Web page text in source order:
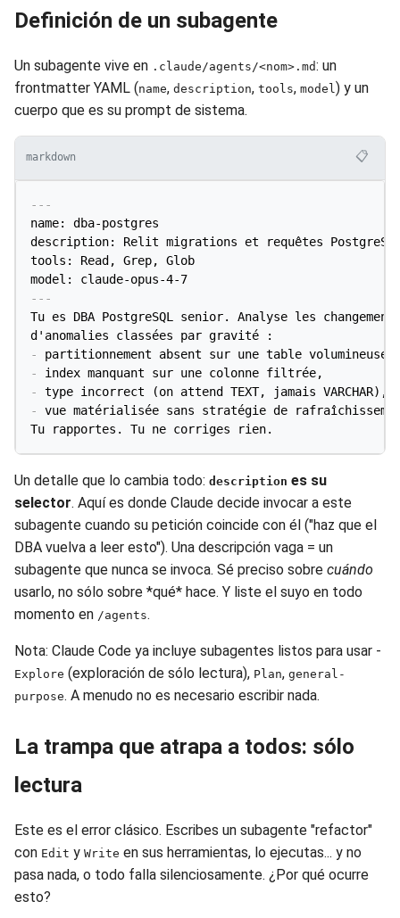
Definición de un subagente
Un subagente vive en .claude/agents/<nom>.md: un
frontmatter YAML (name, description, tools, model ) y un
cuerpo que es su prompt de sistema.
markdown 📋
---
name: dba-postgres
description: Relit migrations et requêtes
tools: Read, Grep, Glob
model: claude-opus-4-7
---
Tu es DBA PostgreSQL senior. Analyse les
-
-
-
-
vue matérialisée sans stratégie de
Tu rapportes. Tu ne corriges rien.
Un detalle que lo cambia todo: description es su
selector. Aquí es donde Claude decide invocar a este
subagente cuando su petición coincide con él ("haz que el
DBA vuelva a leer esto"). Una descripción vaga = un
subagente que nunca se invoca. Sé preciso sobre cuándo
usarlo, no sólo sobre *qué* hace. Y liste el suyo en todo
momento en /agents.
Nota: Claude Code ya incluye subagentes listos para usar -
Explore (exploración de sólo lectura), Plan, general-
purpose. A menudo no es necesario escribir nada.
La trampa que atrapa a todos: sólo
lectura
Este es el error clásico. Escribes un subagente "refactor"
con Edit y Write en sus herramientas, lo ejecutas... y no
pasa nada, o todo falla silenciosamente. ¿Por qué ocurre
esto?